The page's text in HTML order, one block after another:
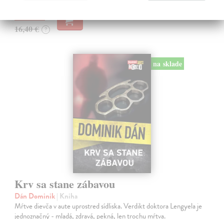
16,40 € ?
na sklade
Krv sa stane zábavou
Dán Dominik| Kniha
Mŕtve dievča v aute uprostred sídliska. Verdikt doktora Lengyela je
jednoznačný - mladá, zdravá, pekná, len trochu mŕtva.